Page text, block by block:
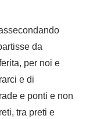
da
per noi e
e di
e ponti e non
tra preti e